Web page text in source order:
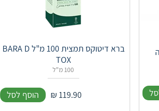
ברא דיטוקס תמצית 100 מ"ל BARA D
TOX
100 מ"ל
119.90
₪ הוסף לסל